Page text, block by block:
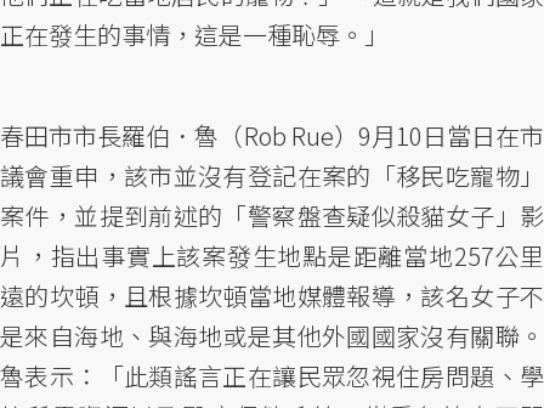
正在發生的事情，這是一種恥辱。」
春田市市長羅伯．魯（Rob Rue）9月10日當日在市
議會重申，該市並沒有登記在案的「移民吃寵物」
案件，並提到前述的「警察盤查疑似殺貓女子」影
片，指出事實上該案發生地點是距離當地257公里
遠的坎頓，且根據坎頓當地媒體報導，該名女子不
是來自海地、與海地或是其他外國國家沒有關聯。
魯表示：「此類謠言正在讓民眾忽視住房問題、學